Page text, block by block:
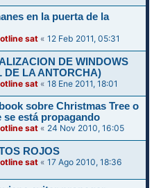
en la puerta de la
sat «12 Feb 2011, 05:31
DE WINDOWS
DE LA ANTORCHA)
sat «18 Ene 2011, 18:01
sobre Christmas Tree o
se está propagando
sat « 24 Nov 2010, 16:05
ROJOS
sat «17 Ago 2010, 18:36